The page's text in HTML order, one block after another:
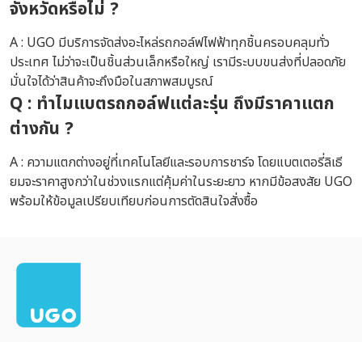
จังหวัดหรือไม่ ?
A : UGO มีบริการจัดส่งอะไหล่รถกอล์ฟไฟฟ้าทุกชิ้นครอบคลุมทั่ว
ประเทศ ไม่ว่าจะเป็นชิ้นส่วนเล็กหรือใหญ่ เรามีระบบขนส่งที่ปลอดภัย
มั่นใจได้ว่าสินค้าจะถึงมือในสภาพสมบูรณ์
Q : ทำไมแบตรถกอล์ฟแต่ละรุ่น ถึงมีราคาแตก
ต่างกัน ?
A : ความแตกต่างอยู่ที่เทคโนโลยีและรอบการชาร์จ โดยแบตเตอรี่ลิเธี
ยมจะราคาสูงกว่าในช่วงแรกแต่คุ้มค่าในระยะยาว หากมีข้อสงสัย UGO
พร้อมให้ข้อมูลเปรียบเทียบก่อนการตัดสินใจสั่งซื้อ